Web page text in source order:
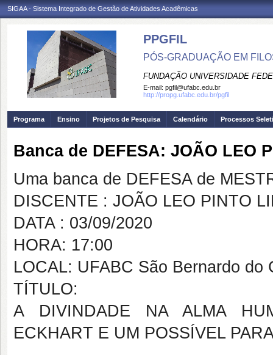
SIGAA - Sistema Integrado de Gestão de Atividades Acadêmicas
PPGFIL
PÓS-GRADUAÇÃO EM
FUNDAÇÃO UNIVERSIDADE
E-mail: pgfil@ufabc.edu.br
http://propg.ufabc.edu.br/pgfil
Programa Ensino Projetos de Pesquisa Calendário Processos
Banca de DEFESA: JOÃO LEO
Uma banca de DEFESA de
DISCENTE : JOÃO LEO PINTO
DATA : 03/09/2020
HORA: 17:00
LOCAL: UFABC São Bernardo do
TÍTULO:
A DIVINDADE NA ALMA
ECKHART E UM POSSÍVEL